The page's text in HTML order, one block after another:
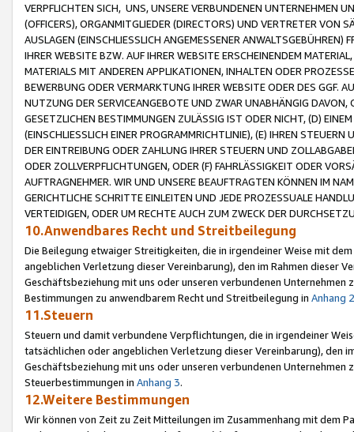
VERPFLICHTEN SICH, UNS, UNSERE VERBUNDENEN UNTERNEHMEN
(OFFICERS), ORGANMITGLIEDER (DIRECTORS) UND VERTRETER VON
AUSLAGEN (EINSCHLIESSLICH ANGEMESSENER
IHRER WEBSITE BZW. AUF IHRER WEBSITE ERSCHEINENDEM
MATERIALS MIT ANDEREN APPLIKATIONEN, INHALTEN ODER
BEWERBUNG ODER VERMARKTUNG IHRER WEBSITE ODER DES GGF.
NUTZUNG DER SERVICEANGEBOTE UND ZWAR UNABHÄNGIG
GESETZLICHEN BESTIMMUNGEN ZULÄSSIG IST ODER NICHT, (D)
(EINSCHLIESSLICH EINER PROGRAMMRICHTLINIE), (E) IHREN
DER EINTREIBUNG ODER ZAHLUNG IHRER STEUERN UND
ODER ZOLLVERPFLICHTUNGEN, ODER (F) FAHRLÄSSIGKEIT ODER
AUFTRAGNEHMER. WIR UND UNSERE BEAUFTRAGTEN KÖNNEN IM
GERICHTLICHE SCHRITTE EINLEITEN UND JEDE PROZESSUALE
VERTEIDIGEN, ODER UM RECHTE AUCH ZUM ZWECK DER
10.Anwendbares Recht und Streitbeilegung
Die Beilegung etwaiger Streitigkeiten, die in irgendeiner Weise mit
angeblichen Verletzung dieser Vereinbarung), den im Rahmen dieser
Geschäftsbeziehung mit uns oder unseren verbundenen
Bestimmungen zu anwendbarem Recht und Streitbeilegung in Anhang 2
11.Steuern
Steuern und damit verbundene Verpflichtungen, die in irgendeiner
tatsächlichen oder angeblichen Verletzung dieser Vereinbarung), den
Geschäftsbeziehung mit uns oder unseren verbundenen
Steuerbestimmungen in Anhang 3.
12.Weitere Bestimmungen
Wir können von Zeit zu Zeit Mitteilungen im Zusammenhang mit dem